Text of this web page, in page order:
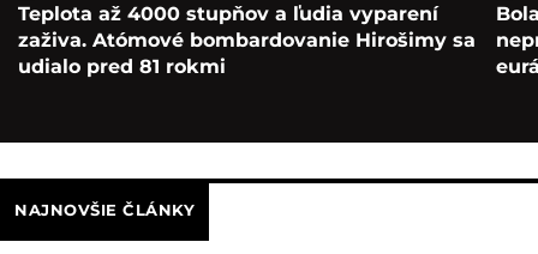
Teplota až 4000 stupňov a ľudia vyparení
zaživa. Atómové bombardovanie Hirošimy sa
udialo pred 81 rokmi
NAJNOVŠIE ČLÁNKY